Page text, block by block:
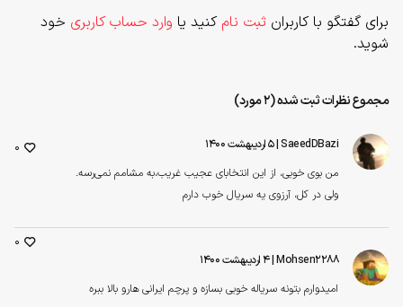
برای گفتگو با کاربران ثبت نام کنید یا وارد حساب کاربری خود
شوید.
مجموع نظرات ثبت شده (2 مورد)
SaeedDBazi| ۵ اردیبهشت ۱۴۰۰
من بوی خوبی، از این انتخابای عجیب غریب،به مشامم نمی‌رسه.
ولی در کل، آرزوی یه سریال خوب دارم
0
Mohsen2288| ۴ اردیبهشت ۱۴۰۰
امیدوارم بتونه سریاله خوبی بسازه و پرچم ایرانی هارو بالا ببره
0